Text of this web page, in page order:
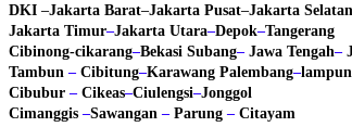
DKI –Jakarta Barat–Jakarta Pusat–Jakarta Selatan
Jakarta Timur–Jakarta Utara–Depok–Tangerang
Cibinong-cikarang–Bekasi Subang– Jawa Tengah–
Tambun – Cibitung–Karawang Palembang–
Cibubur – Cikeas–Ciulengsi–Jonggol
Cimanggis –Sawangan – Parung – Citayam